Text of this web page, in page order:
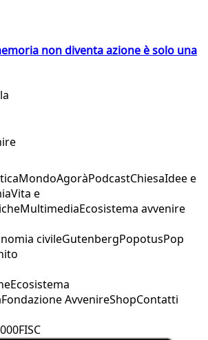
non diventa azione è solo una
MondoAgoràPodcastChiesaIdee e
Vita e
MultimediaEcosistema avvenire
civileGutenbergPopotusPop
Ecosistema
Fondazione AvvenireShopContatti
FISC